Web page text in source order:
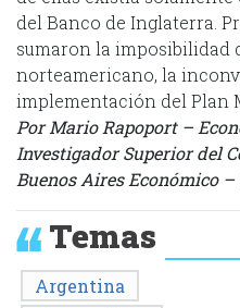
del Banco de Inglaterra.
sumaron la imposibilidad
norteamericano, la
implementación del Plan
Por Mario Rapoport –
Investigador Superior del
Buenos Aires Económico –
Temas
Argentina